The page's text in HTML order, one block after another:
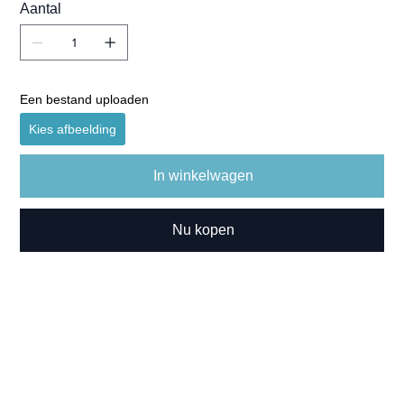
Aantal
Een bestand uploaden
Kies afbeelding
In winkelwagen
Nu kopen